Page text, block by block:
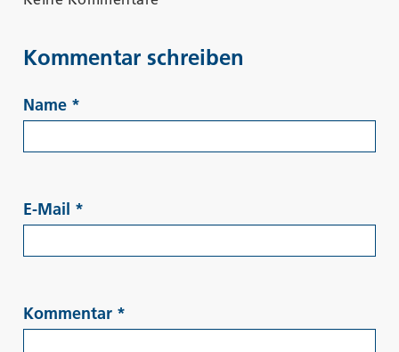
Kommentar schreiben
Name *
E-Mail *
Kommentar *